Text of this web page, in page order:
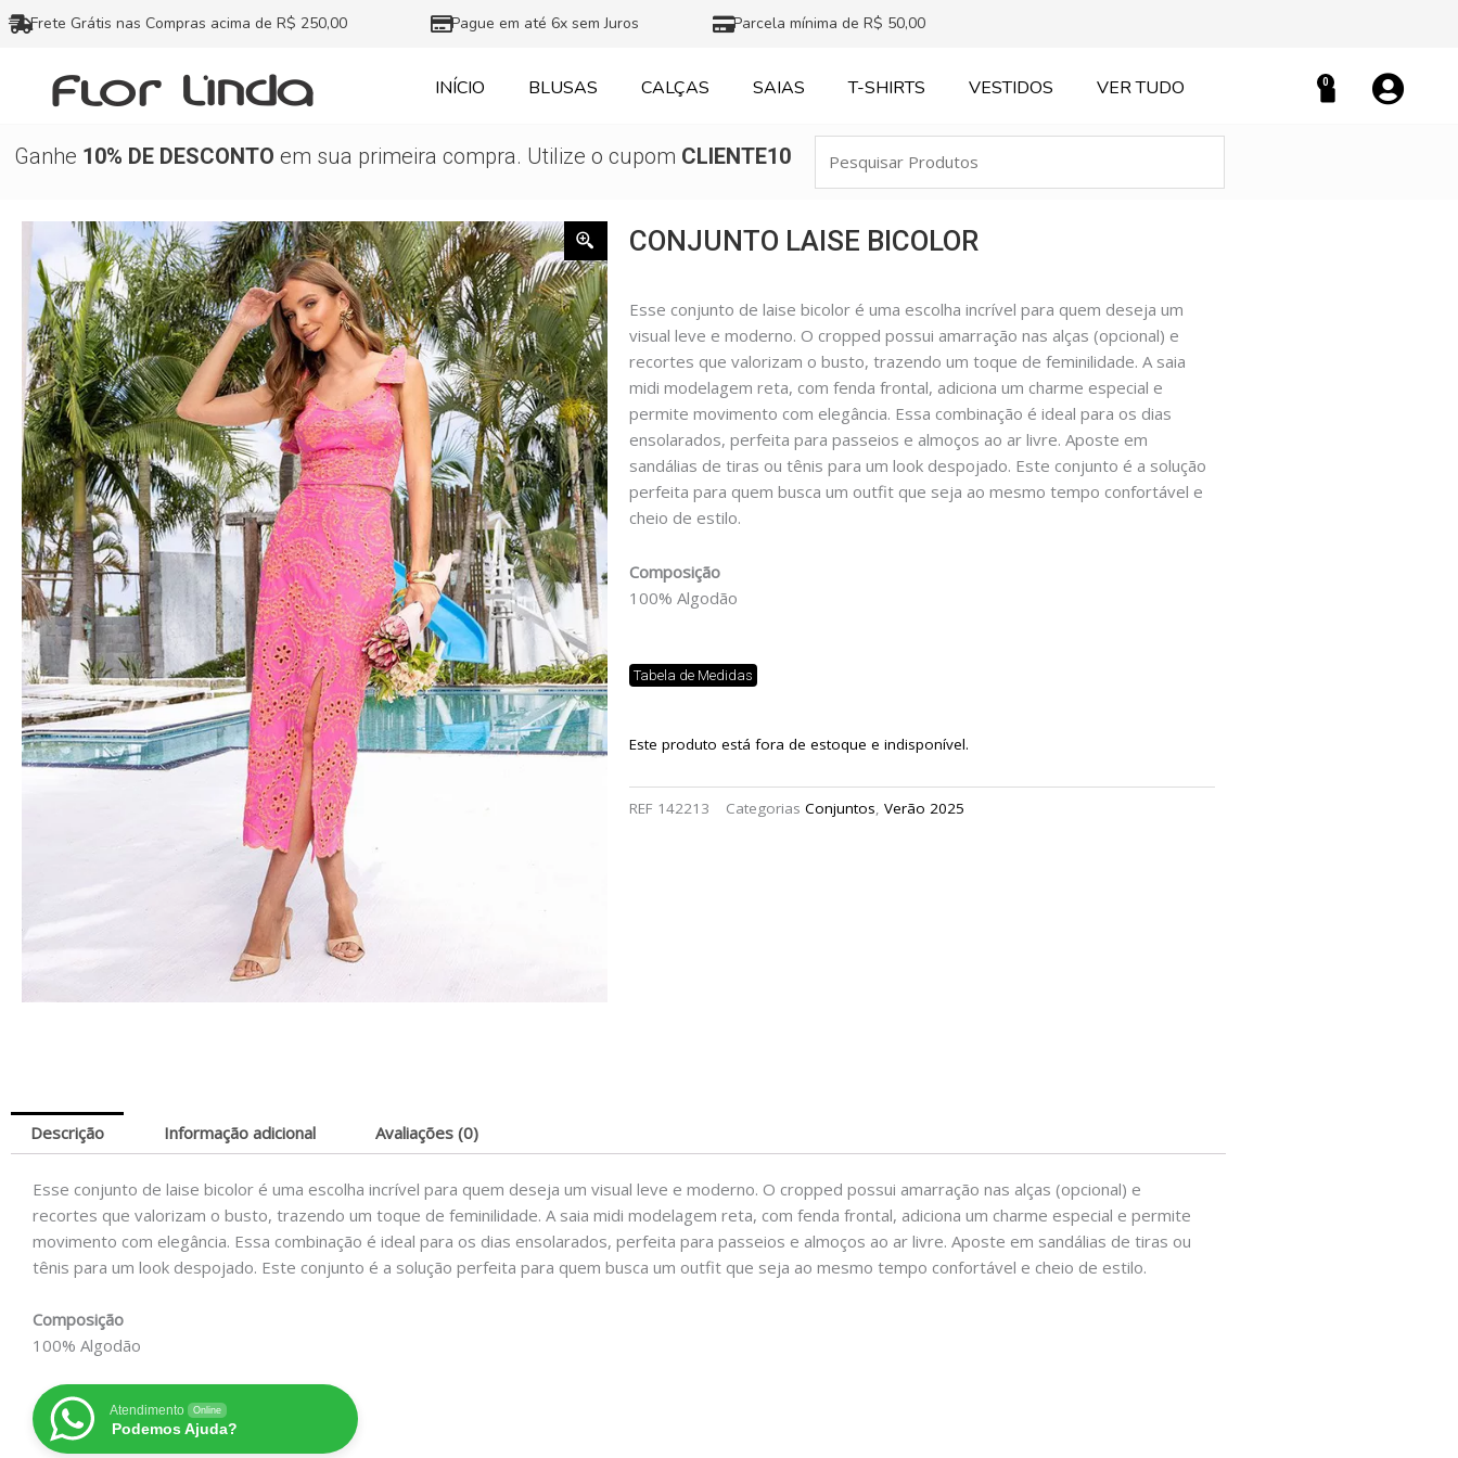
Ir
para
conteúdo
Frete Grátis nas Compras acima de R$ 250,00 Pague em até 6x sem Juros Parcela mínima de R$ 50,00
INÍCIO BLUSAS CALÇAS SAIAS T-SHIRTS VESTIDOS VER TUDO 0
Carrinho
Ganhe 10% DE DESCONTO em sua primeira compra. Utilize o cupom CLIENTE10
Produtos
CONJUNTO LAISE BICOLOR
Esse conjunto de laise bicolor é uma escolha incrível para quem deseja um
visual leve e moderno. O cropped possui amarração nas alças (opcional) e
recortes que valorizam o busto, trazendo um toque de feminilidade. A saia
midi modelagem reta, com fenda frontal, adiciona um charme especial e
permite movimento com elegância. Essa combinação é ideal para os dias
ensolarados, perfeita para passeios e almoços ao ar livre. Aposte em
sandálias de tiras ou tênis para um look despojado. Este conjunto é a solução
perfeita para quem busca um outfit que seja ao mesmo tempo confortável e
cheio de estilo.
Composição
100% Algodão
Tabela de Medidas
Este produto está fora de estoque e indisponível.
REF 142213 Categorias Conjuntos, Verão 2025
Descrição Informação adicional Avaliações (0)
Esse conjunto de laise bicolor é uma escolha incrível para quem deseja um visual leve e moderno. O cropped possui amarração nas alças (opcional) e
recortes que valorizam o busto, trazendo um toque de feminilidade. A saia midi modelagem reta, com fenda frontal, adiciona um charme especial e permite
movimento com elegância. Essa combinação é ideal para os dias ensolarados, perfeita para passeios e almoços ao ar livre. Aposte em sandálias de tiras ou
tênis para um look despojado. Este conjunto é a solução perfeita para quem busca um outfit que seja ao mesmo tempo confortável e cheio de estilo.
Composição
100% Algodão
Atendimento Online
Podemos Ajuda?